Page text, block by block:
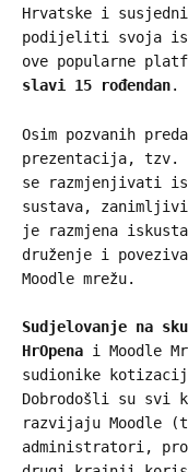
Hrvatske i
podijeliti svoja
ove popularne
slavi 15 rođendan.
Osim pozvanih
prezentacija, tzv.
se razmjenjivati
sustava,
je razmjena
druženje i
Moodle mrežu.
Sudjelovanje na
HrOpena i Moodle
sudionike
Dobrodošli su svi
razvijaju Moodle
administratori,